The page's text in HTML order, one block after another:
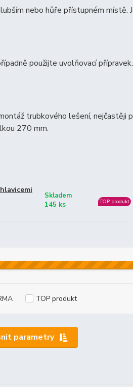
nebo hůře přístupném místě.
použijte uvolňovací
trubkového lešení, nejčastěji
270 mm.
Skladem
145 ks
TOP produkt
parametry
TOP produkt